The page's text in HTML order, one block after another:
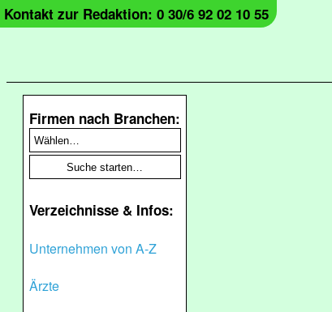
Kontakt zur Redaktion: 0 30/6 92 02 10 55
Firmen nach Branchen:
Verzeichnisse & Infos:
Unternehmen von A-Z
Ärzte